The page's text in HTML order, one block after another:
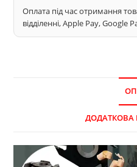
Оплата під час отримання
відділенні, Apple Pay, Google
ДОДАТКОВА